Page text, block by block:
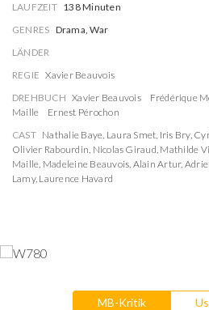
LAUFZEIT 138 Minuten
GENRES Drama, War
LÄNDER
REGIE Xavier Beauvois
DREHBUCH Xavier Beauvois Frédérique
Maille
Ernest Pérochon
CAST Nathalie Baye, Laura Smet, Iris Bry,
Olivier Rabourdin, Nicolas Giraud, Mathilde
Maille, Madeleine Beauvois, Alain Artur,
Lamy, Laurence Havard
MB-Kritik